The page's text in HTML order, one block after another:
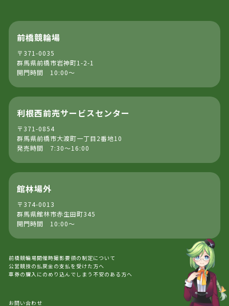
前橋競輪場
〒371-0035
群馬県前橋市岩神町1-2-1
開門時間 10:00～
利根西前売サービスセンター
〒371-0854
群馬県前橋市大渡町一丁目2番地10
発売時間 7:30～16:00
館林場外
〒374-0013
群馬県館林市赤生田町345
開門時間 10:00～
前橋競輪場開催時撮影要領の制定について
公営競技の払戻金の支払を受けた方へ
車券の購入にのめり込んでしまう不安のある方へ
お問い合わせ